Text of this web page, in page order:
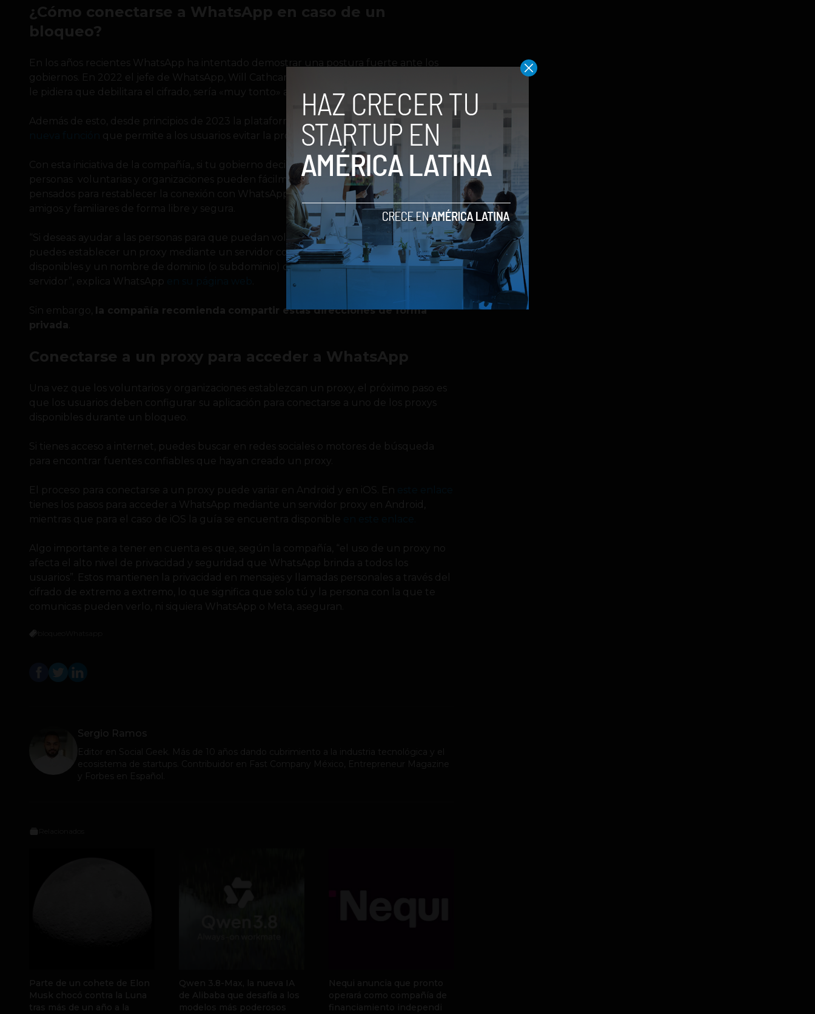
¿Cómo conectarse a WhatsApp en caso de un
bloqueo?
En los años recientes WhatsApp ha intentado demostrar una postura fuerte ante los
gobiernos. En 2022 el jefe de WhatsApp, Will Cathcart,
le pidiera que debilitara el cifrado, sería «muy tonto» aceptarlo.
Además de esto, desde principios de 2023 la plataforma comenzó a implementar una
que permite a los usuarios evitar la prohibición del servicio en un país.
Con esta iniciativa de la compañía,, si tu gobierno decide bloquear el uso de WhatsApp,
personas voluntarias y organizaciones pueden fácilmente crear servidores proxy
pensados para restablecer la conexión con WhatsApp y permitir la comunicación entre
amigos y familiares de forma libre y segura.
“Si deseas ayudar a las personas para que puedan volver a conectarse con WhatsApp,
puedes establecer un proxy mediante un servidor con puertos 80, 443 o 5222
disponibles y un nombre de dominio (o subdominio) que señale la dirección IP del
servidor”, explica WhatsApp
Sin embargo, la compañía recomienda compartir estas direcciones de forma
privada
Conectarse a un proxy para acceder a WhatsApp
Una vez que los voluntarios y organizaciones establezcan un proxy, el próximo paso es
que los usuarios deben configurar su aplicación para conectarse a uno de los proxys
disponibles durante un bloqueo.
Si tienes acceso a internet, puedes buscar en redes sociales o motores de búsqueda
para encontrar fuentes confiables que hayan creado un proxy.
El proceso para conectarse a un proxy puede variar en Android y en iOS. En
tienes los pasos para acceder a WhatsApp mediante un servidor proxy en Android,
mientras que para el caso de iOS la guía se encuentra disponible
Algo importante a tener en cuenta es que, según la compañía, “el uso de un proxy no
afecta el alto nivel de privacidad y seguridad que WhatsApp brinda a todos los
usuarios”. Estos mantienen la privacidad en mensajes y llamadas personales a través del
cifrado de extremo a extremo, lo que significa que solo tú y la persona con la que te
comunicas pueden verlo, ni siquiera WhatsApp o Meta, aseguran.
Sergio Ramos
Editor en Social Geek
. Más de 10 años dando cubrimiento a la industria tecnológica y el
ecosistema de startups. Contribuidor en Fast Company México, Entrepreneur Magazine
y Forbes en Español.
Parte de un cohete de Elon
Musk chocó contra la Luna
tras más de un año a la
Qwen 3.8-Max, la nueva IA
de Alibaba que desafía a los
modelos más poderosos
Nequi anuncia que pronto
operará como compañía de
financiamiento independi